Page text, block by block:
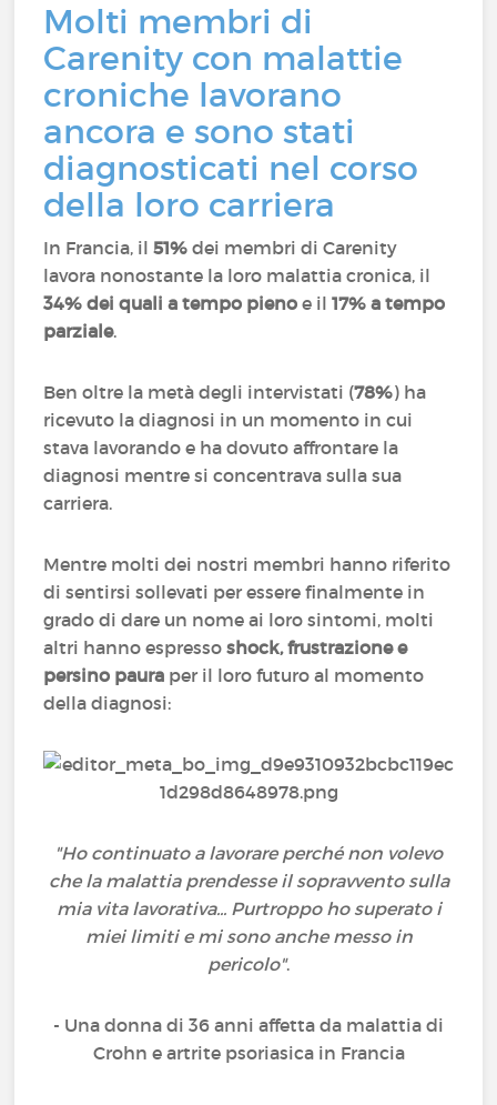
Molti membri di
Carenity con malattie
croniche lavorano
ancora e sono stati
diagnosticati nel corso
della loro carriera
In Francia, il51% dei membri di Carenity
lavora nonostante la loro malattia cronica, il
34% dei quali a tempo pieno e il17% a tempo
parziale.
Ben oltre la metà degli intervistati (78%) ha
ricevuto la diagnosi in un momento in cui
stava lavorando e ha dovuto affrontare la
diagnosi mentre si concentrava sulla sua
carriera.
Mentre molti dei nostri membri hanno riferito
di sentirsi sollevati per essere finalmente in
grado di dare un nome ai loro sintomi, molti
altri hanno espressoshock, frustrazione e
persino paura per il loro futuro al momento
della diagnosi:
"Ho continuato a lavorare perché non volevo
che la malattia prendesse il sopravvento sulla
mia vita lavorativa... Purtroppo ho superato i
miei limiti e mi sono anche messo in
pericolo".
- Una donna di 36 anni affetta da malattia di
Crohn e artrite psoriasica in Francia